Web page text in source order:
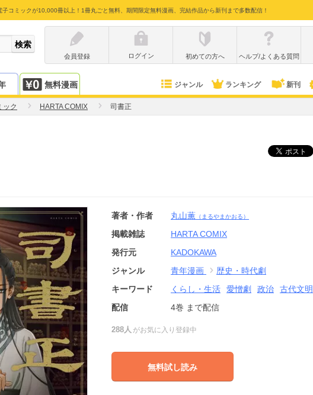
子コミックが10,000冊以上！1冊丸ごと無料、期間限定無料漫画、完結作品から新刊まで多数配信！
会員登録
ログイン 初めての方へ ヘルプ/よくある質問
無料漫画 ジャンル ランキング 新刊
ック HARTA COMIX 司書正
著者・作者 丸山薫 （まるやまかおる）
掲載雑誌
HARTA COMIX
発行元
KADOKAWA
ジャンル
青年漫画
歴史・時代劇
キーワード
くらし・生活 愛憎劇 政治 古代文明
配信
4巻 まで配信
288人 がお気に入り登録中
無料試し読み